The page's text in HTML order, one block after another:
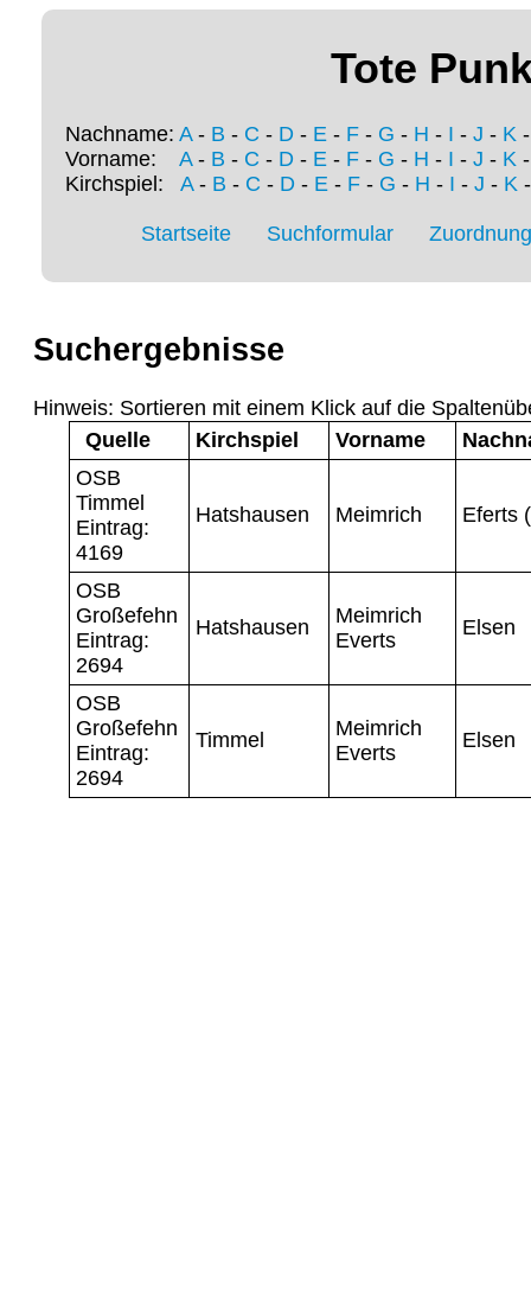
Tote
Nachname: A- B - C - D - E - F - G - H - I - J - K
Vorname: A- B - C - D - E - F - G - H - I - J - K
Kirchspiel: A- B - C - D- E- F- G - H - I - J - K
Startseite Suchformular
Suchergebnisse
Hinweis: Sortieren mit einem Klick auf die
Quelle
Kirchspiel Vorname
OSB
Timmel
Eintrag:
4169
Hatshausen Meimrich Eferts
OSB
Großefehn
Eintrag:
2694
Hatshausen
Meimrich
Everts
Elsen
OSB
Großefehn
Eintrag:
2694
Timmel
Meimrich
Everts
Elsen